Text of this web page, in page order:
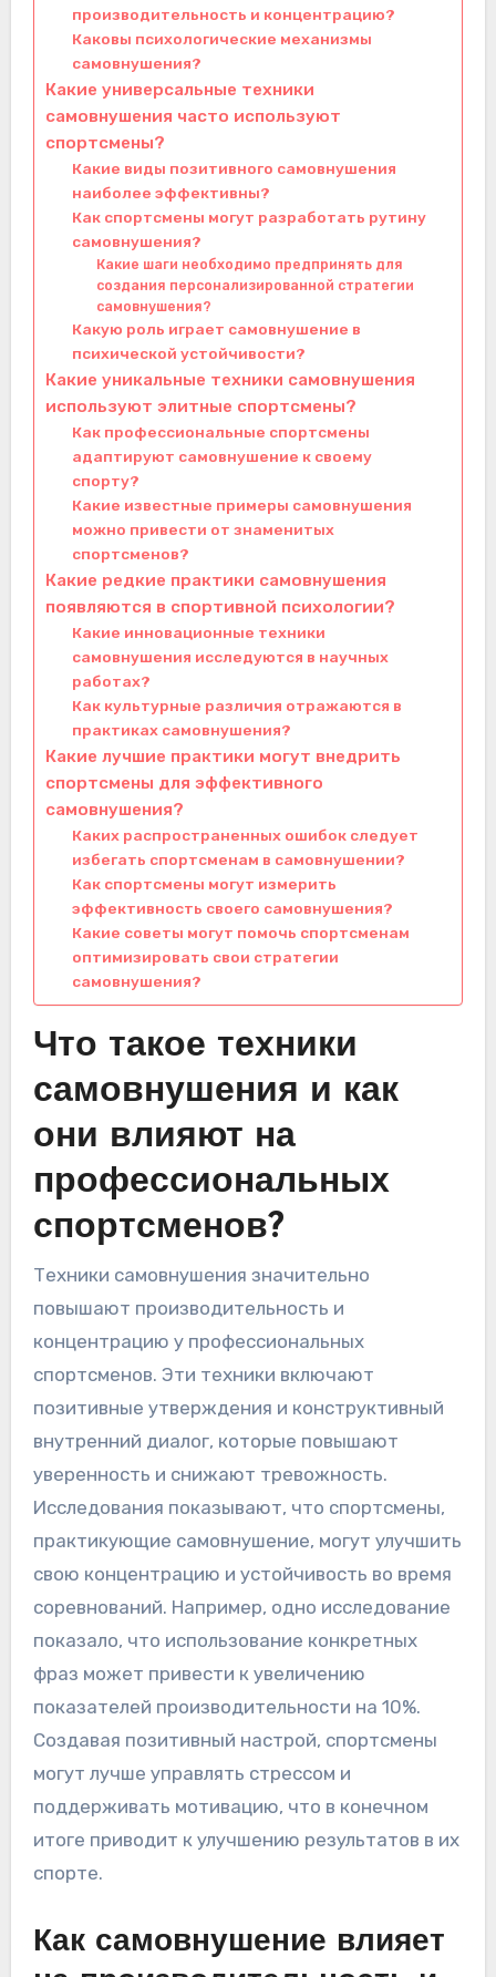
производительность и концентрацию?
Каковы психологические механизмы
самовнушения?
Какие универсальные техники
самовнушения часто используют
спортсмены?
Какие виды позитивного самовнушения
наиболее эффективны?
Как спортсмены могут разработать рутину
самовнушения?
Какие шаги необходимо предпринять для
создания персонализированной стратегии
самовнушения?
Какую роль играет самовнушение в
психической устойчивости?
Какие уникальные техники самовнушения
используют элитные спортсмены?
Как профессиональные спортсмены
адаптируют самовнушение к своему
спорту?
Какие известные примеры самовнушения
можно привести от знаменитых
спортсменов?
Какие редкие практики самовнушения
появляются в спортивной психологии?
Какие инновационные техники
самовнушения исследуются в научных
работах?
Как культурные различия отражаются в
практиках самовнушения?
Какие лучшие практики могут внедрить
спортсмены для эффективного
самовнушения?
Каких распространенных ошибок следует
избегать спортсменам в самовнушении?
Как спортсмены могут измерить
эффективность своего самовнушения?
Какие советы могут помочь спортсменам
оптимизировать свои стратегии
самовнушения?
Что такое техники
самовнушения и как
они влияют на
профессиональных
спортсменов?
Техники самовнушения значительно
повышают производительность и
концентрацию у профессиональных
спортсменов. Эти техники включают
позитивные утверждения и конструктивный
внутренний диалог, которые повышают
уверенность и снижают тревожность.
Исследования показывают, что спортсмены,
практикующие самовнушение, могут улучшить
свою концентрацию и устойчивость во время
соревнований. Например, одно исследование
показало, что использование конкретных
фраз может привести к увеличению
показателей производительности на 10%.
Создавая позитивный настрой, спортсмены
могут лучше управлять стрессом и
поддерживать мотивацию, что в конечном
итоге приводит к улучшению результатов в их
спорте.
Как самовнушение влияет